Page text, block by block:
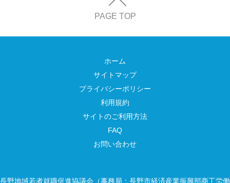
PAGE TOP
ホーム
サイトマップ
プライバシーポリシー
利用規約
サイトのご利用方法
FAQ
お問い合わせ
長野地域若者就職促進協議会（事務局：長野市経済産業振興部商工労働